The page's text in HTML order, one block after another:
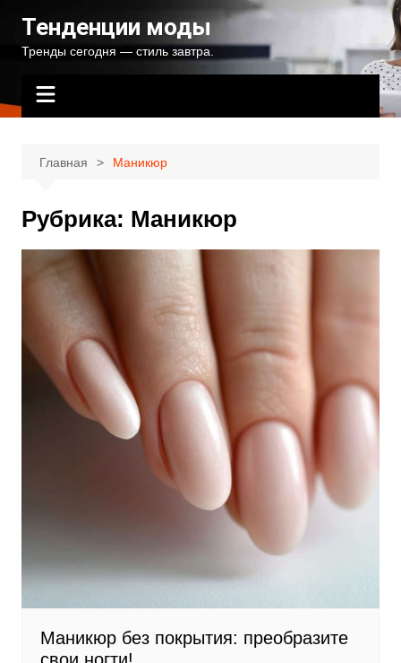
содержимому
Тенденции моды
Тренды сегодня — стиль завтра.
Главная Маникюр
Рубрика: Маникюр
Маникюр без покрытия: преобразите